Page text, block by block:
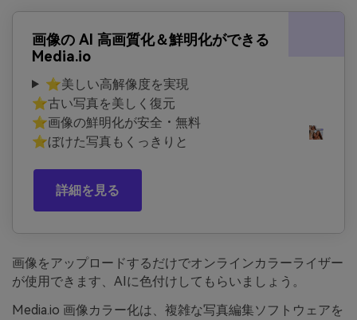
画像の AI 高画質化＆鮮明化ができる
Media.io
⭐美しい高解像度を実現
⭐古い写真を美しく復元
⭐画像の鮮明化が安全・無料
⭐ぼけた写真もくっきりと
詳細を見る
画像をアップロードするだけでオンラインカラーライザー
が使用できます、AIに色付けしてもらいましょう。
Media.io 画像カラー化は、複雑な写真編集ソフトウェアを